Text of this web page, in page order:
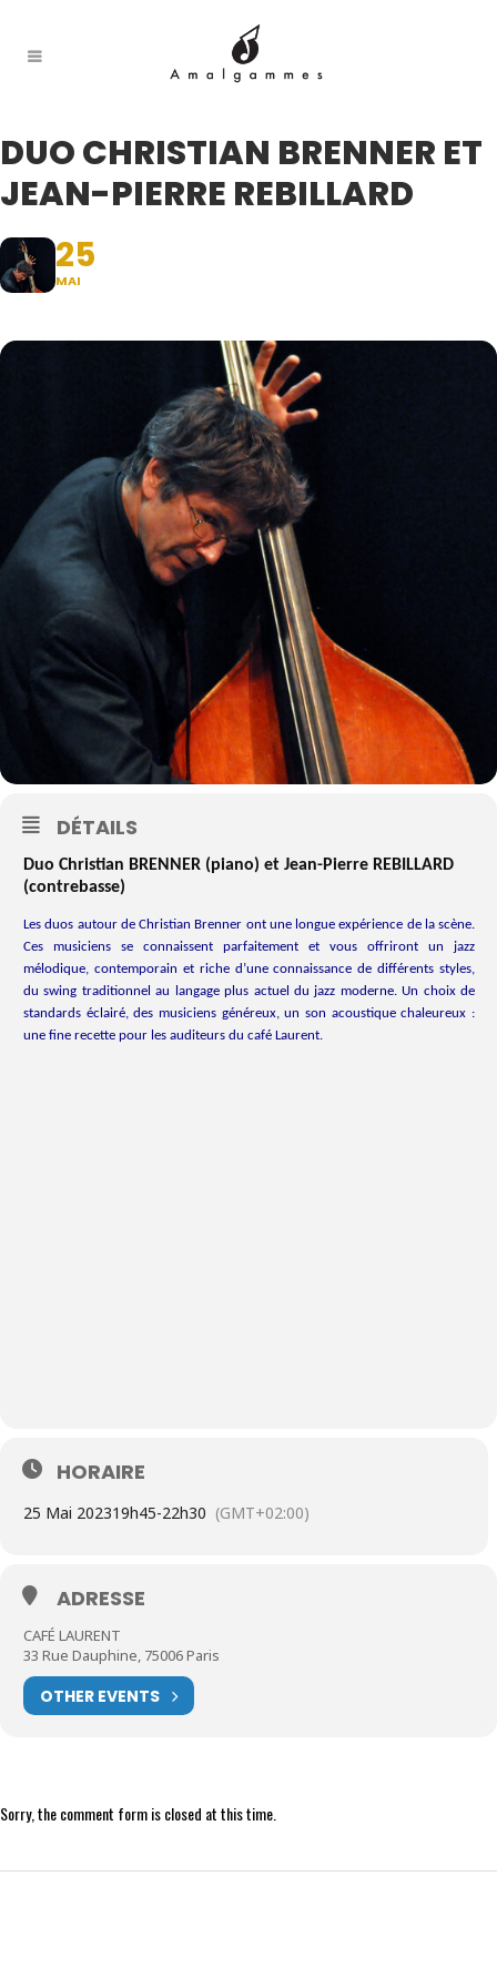
DUO CHRISTIAN BRENNER ET
JEAN-PIERRE REBILLARD
25
MAI
DÉTAILS
Duo Christian BRENNER (piano) et Jean-Pierre REBILLARD
(contrebasse)
Les duos autour de Christian Brenner ont une longue expérience de la scène.
Ces musiciens se connaissent parfaitement et vous offriront un jazz
mélodique, contemporain et riche d’une connaissance de différents styles,
du swing traditionnel au langage plus actuel du jazz moderne. Un choix de
standards éclairé, des musiciens généreux, un son acoustique chaleureux :
une fine recette pour les auditeurs du café Laurent.
HORAIRE
25 Mai 202319h45-22h30 (GMT+02:00)
ADRESSE
CAFÉ LAURENT
33 Rue Dauphine, 75006 Paris
OTHER EVENTS
Sorry, the comment form is closed at this time.